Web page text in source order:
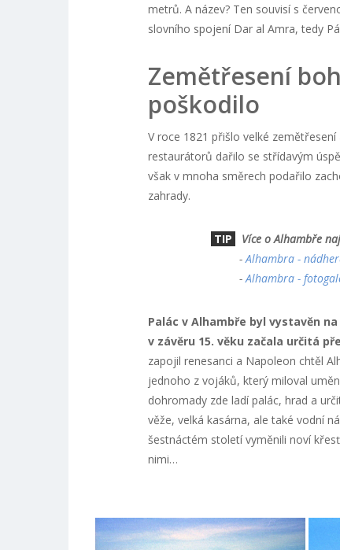
metrů. A název? Ten souvisí s
slovního spojení Dar al Amra, tedy
Zemětřesení
poškodilo
V roce 1821 přišlo velké
restaurátorů dařilo se střídavým
však v mnoha směrech podařilo
zahrady.
TIP
Více o Alhambře
- Alhambra -
- Alhambra -
Palác v Alhambře byl vystavěn
v závěru 15. věku začala určitá
zapojil renesanci a Napoleon chtěl
jednoho z vojáků, který miloval
dohromady zde ladí palác, hrad a
věže, velká kasárna, ale také vodní
šestnáctém století vyměnili noví
nimi…